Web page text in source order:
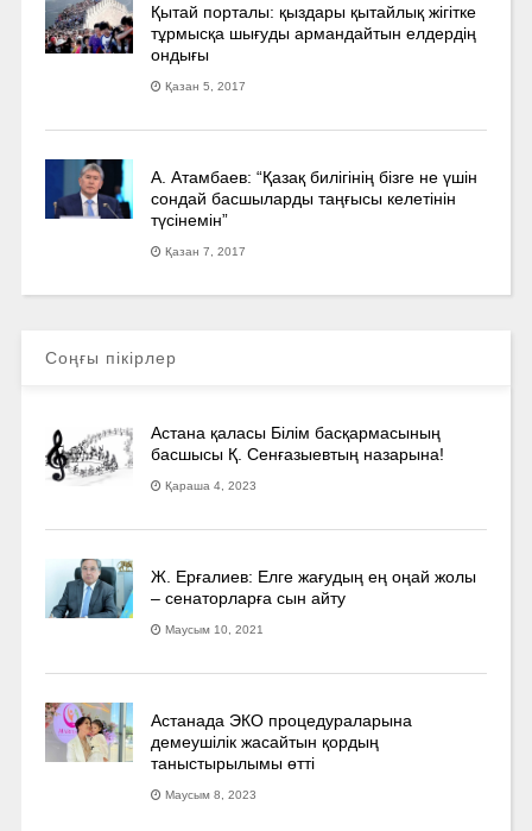
Қытай порталы: қыздары қытайлық жігітке
тұрмысқа шығуды армандайтын елдердің
ондығы
Қазан 5, 2017
А. Атамбаев: “Қазақ билігінің бізге не үшін
сондай басшыларды таңғысы келетінін
түсінемін”
Қазан 7, 2017
Соңғы пікірлер
Астана қаласы Білім басқармасының
басшысы Қ. Сенғазыевтың назарына!
Қараша 4, 2023
Ж. Ерғалиев: Елге жағудың ең оңай жолы
– сенаторларға сын айту
Маусым 10, 2021
Астанада ЭКО процедураларына
демеушілік жасайтын қордың
таныстырылымы өтті
Маусым 8, 2023